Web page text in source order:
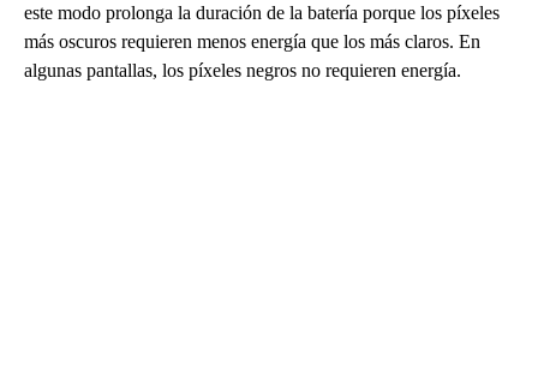
este modo prolonga la duración de la batería porque los píxeles
más oscuros requieren menos energía que los más claros. En
algunas pantallas, los píxeles negros no requieren energía.